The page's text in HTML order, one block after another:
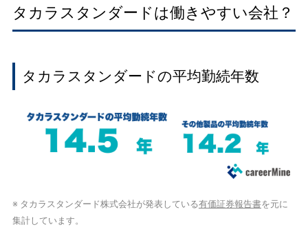
タカラスタンダードは働きやすい会社？
タカラスタンダードの平均勤続年数
※ タカラスタンダード株式会社が発表している有価証券報告書を元に
集計しています。